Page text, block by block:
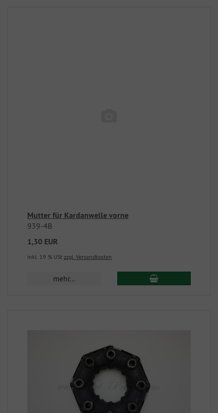
Mutter für Kardanwelle vorne
939-4B
1,30 EUR
inkl. 19 % USt zzgl. Versandkosten
mehr...